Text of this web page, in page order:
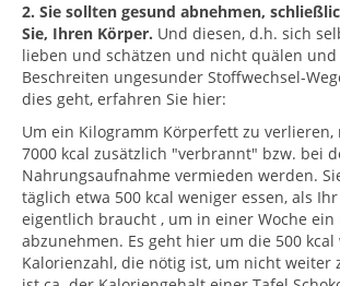
2. Sie sollten gesund abnehmen,
Sie, Ihren Körper. Und diesen, d.h. sich
lieben und schätzen und nicht quälen
Beschreiten ungesunder Stoffwechsel-
dies geht, erfahren Sie hier:
Um ein Kilogramm Körperfett zu verlieren,
7000 kcal zusätzlich "verbrannt" bzw. bei
Nahrungsaufnahme vermieden werden.
täglich etwa 500 kcal weniger essen, als
eigentlich braucht , um in einer Woche ein
abzunehmen. Es geht hier um die 500
Kalorienzahl, die nötig ist, um nicht weiter